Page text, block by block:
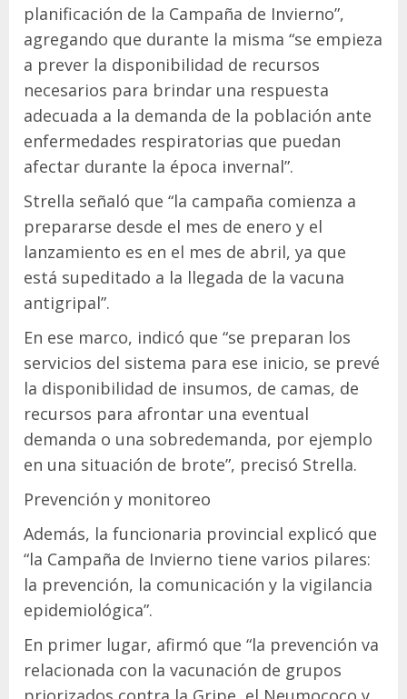
planificación de la Campaña de Invierno”,
agregando que durante la misma “se empieza
a prever la disponibilidad de recursos
necesarios para brindar una respuesta
adecuada a la demanda de la población ante
enfermedades respiratorias que puedan
afectar durante la época invernal”.
Strella señaló que “la campaña comienza a
prepararse desde el mes de enero y el
lanzamiento es en el mes de abril, ya que
está supeditado a la llegada de la vacuna
antigripal”.
En ese marco, indicó que “se preparan los
servicios del sistema para ese inicio, se prevé
la disponibilidad de insumos, de camas, de
recursos para afrontar una eventual
demanda o una sobredemanda, por ejemplo
en una situación de brote”, precisó Strella.
Prevención y monitoreo
Además, la funcionaria provincial explicó que
“la Campaña de Invierno tiene varios pilares:
la prevención, la comunicación y la vigilancia
epidemiológica”.
En primer lugar, afirmó que “la prevención va
relacionada con la vacunación de grupos